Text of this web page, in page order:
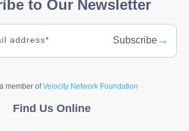
to Our Newsletter
Subscribe →
member ofVelocity Network Foundation
Find Us Online